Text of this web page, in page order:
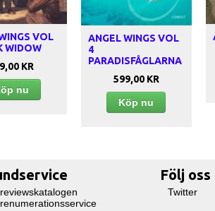
VOL
WIDOW
KR
nu
ANGEL WINGS VOL
4
PARADISFÅGLARNA
599,00 KR
Köp nu
Följ oss
Twitter